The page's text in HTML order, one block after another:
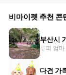
비마이펫 추천 콘
부산시
루피 엄마
다견 가